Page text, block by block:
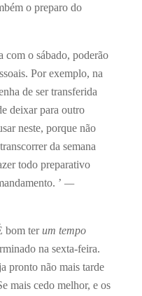
o preparo do
com o sábado, poderão
Por exemplo, na
de ser transferida
deixar para outro
neste, porque não
da semana
todo preparativo
’ —
bom terum tempo
na sexta-feira.
pronto não mais tarde
mais cedo melhor, e os